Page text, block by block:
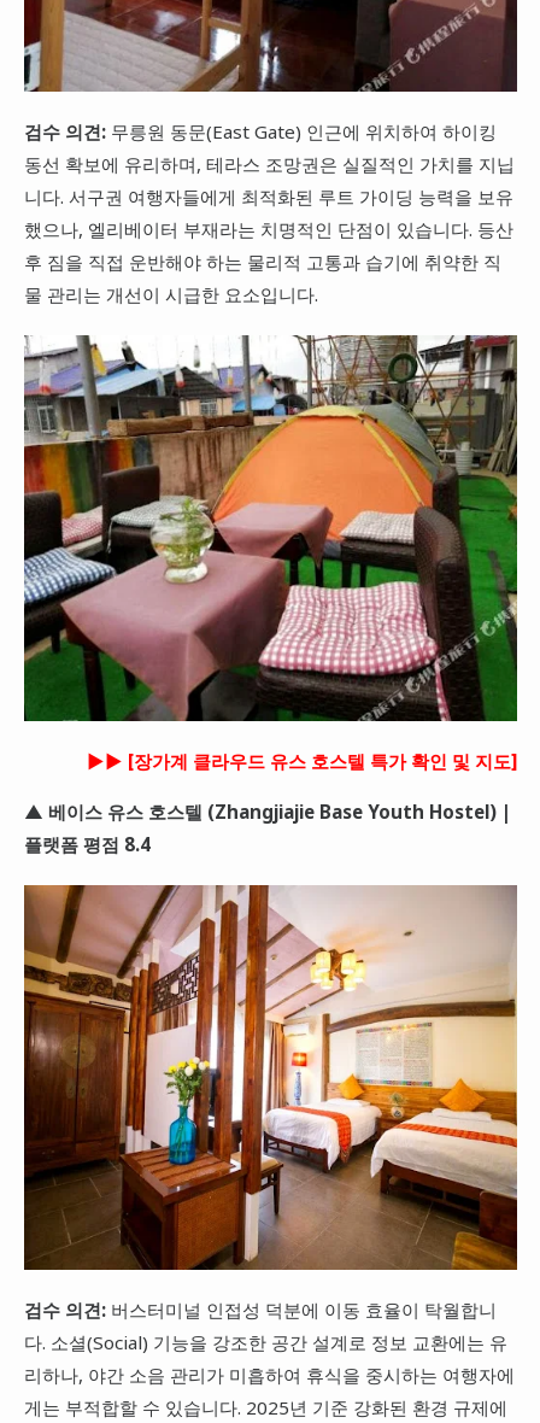
검수 의견:무릉원 동문(East Gate) 인근에 위치하여 하이킹
동선 확보에 유리하며, 테라스 조망권은 실질적인 가치를 지닙
니다. 서구권 여행자들에게 최적화된 루트 가이딩 능력을 보유
했으나, 엘리베이터 부재라는 치명적인 단점이 있습니다. 등산
후 짐을 직접 운반해야 하는 물리적 고통과 습기에 취약한 직
물 관리는 개선이 시급한 요소입니다.
►► [장가계 클라우드 유스 호스텔 특가 확인 및 지도]
▲ 베이스 유스 호스텔 (Zhangjiajie Base Youth Hostel) |
플랫폼 평점 8.4
검수 의견:버스터미널 인접성 덕분에 이동 효율이 탁월합니
다. 소셜(Social) 기능을 강조한 공간 설계로 정보 교환에는 유
리하나, 야간 소음 관리가 미흡하여 휴식을 중시하는 여행자에
게는 부적합할 수 있습니다. 2025년 기준 강화된 환경 규제에